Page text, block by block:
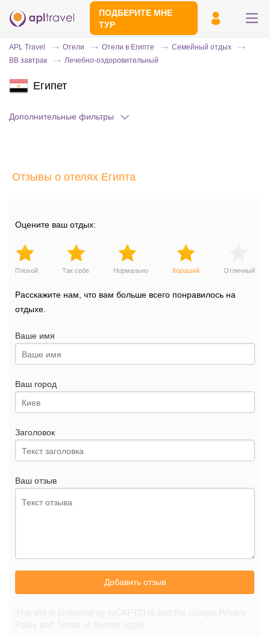
ПОДБЕРИТЕ МНЕ
ТУР
APL Travel Отели Отели в Египте
Семейный отдых
BB завтрак
Лечебно-оздоровительный
Египет
Дополнительные фильтры
Отзывы о отелях Египта
Оцените ваш отдых:
Плохой Так себе Нормально Хороший Отличный
Расскажите нам, что вам больше всего понравилось на
отдыхе.
Ваше имя
Ваш город
Заголовок
Ваш отзыв
Добавить отзыв